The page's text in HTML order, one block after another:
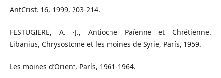
AntCrist, 16, 1999, 203-214.
FESTUGIERE, A. -J., Antioche Païenne et Chrétienne.
Libanius, Chrysostome et les moines de Syrie, París, 1959.
Les moines d’Orient, París, 1961-1964.